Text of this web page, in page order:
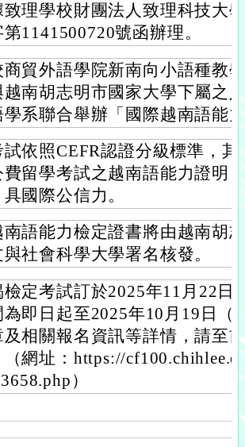
致理學校財團法人致理科技大
第1141500720號函辦理。
商貿外語學院新南向小語種教
越南胡志明市國家大學下屬之
學系聯合舉辦「國際越南語能
試依照CEFR認證分級標準，
費留學考試之越南語能力證明
國際公信力。
南語能力檢定證書將由越南胡
與社會科學大學署名核發。
檢定考試訂於2025年11月22日
為即日起至2025年10月19日（
及相關報名資訊等詳情，請至
（網址：https://
）